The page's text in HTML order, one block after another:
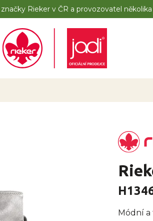
Rieker v ČR a provozovatel
Módní